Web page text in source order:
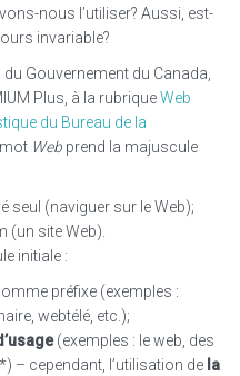
nous l’utiliser? Aussi, est-
invariable?
Gouvernement du Canada,
Plus, à la rubriqueWeb
du Bureau de la
Web prend la majuscule
seul (naviguer sur le Web);
(un site Web).
initiale :
préfixe (exemples :
webtélé, etc.);
(exemples : le web, des
– cependant, l’utilisation de la